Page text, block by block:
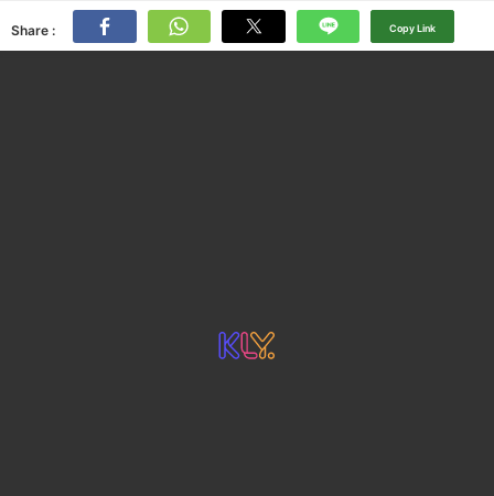
Share : Copy Link